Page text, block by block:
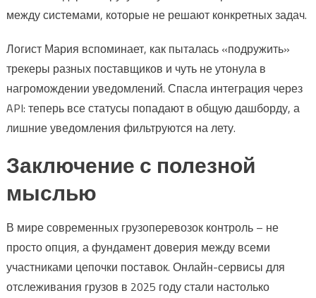
между системами, которые не решают конкретных задач.
Логист Мария вспоминает, как пыталась «подружить»
трекеры разных поставщиков и чуть не утонула в
нагромождении уведомлений. Спасла интеграция через
API: теперь все статусы попадают в общую дашборду, а
лишние уведомления фильтруются на лету.
Заключение с полезной
мыслью
В мире современных грузоперевозок контроль – не
просто опция, а фундамент доверия между всеми
участниками цепочки поставок. Онлайн-сервисы для
отслеживания грузов в 2025 году стали настолько